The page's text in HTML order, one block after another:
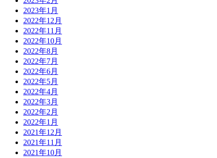
2023年1月
2022年12月
2022年11月
2022年10月
2022年8月
2022年7月
2022年6月
2022年5月
2022年4月
2022年3月
2022年2月
2022年1月
2021年12月
2021年11月
2021年10月